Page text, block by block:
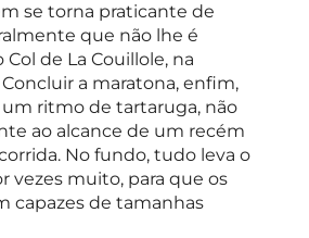
se torna praticante de
que não lhe é
de La Couillole, na
Concluir a maratona, enfim,
ritmo de tartaruga, não
ao alcance de um recém
No fundo, tudo leva o
vezes muito, para que os
capazes de tamanhas